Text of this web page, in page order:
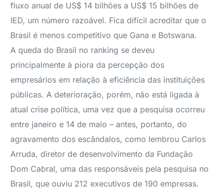
fluxo anual de US$ 14 bilhões a US$ 15 bilhões de
IED, um número razoável. Fica difícil acreditar que o
Brasil é menos competitivo que Gana e Botswana.
A queda do Brasil no ranking se deveu
principalmente à piora da percepção dos
empresários em relação à eficiência das instituições
públicas. A deterioração, porém, não está ligada à
atual crise política, uma vez que a pesquisa ocorreu
entre janeiro e 14 de maio – antes, portanto, do
agravamento dos escândalos, como lembrou Carlos
Arruda, diretor de desenvolvimento da Fundação
Dom Cabral, uma das responsáveis pela pesquisa no
Brasil, que ouviu 212 executivos de 190 empresas.